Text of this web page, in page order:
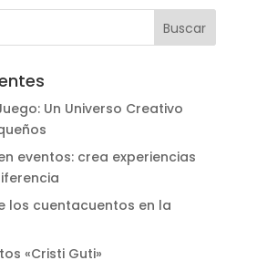
Un Universo Creativo
eventos: crea experiencias
los cuentacuentos en la
«Cristi Guti»